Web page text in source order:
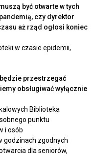
być otwarte w tych
czy dyrektor
aż rząd ogłosi koniec
w czasie epidemii,
przestrzegać
obsługiwać wyłącznie
Biblioteka
punktu
i osób
godzinach zgodnych
dla seniorów,